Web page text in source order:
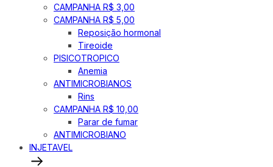
CAMPANHA R$ 3,00
CAMPANHA R$ 5,00
Reposição hormonal
Tireoide
PISICOTROPICO
Anemia
ANTIMICROBIANOS
Rins
CAMPANHA R$ 10,00
Parar de fumar
ANTIMICROBIANO
INJETAVEL